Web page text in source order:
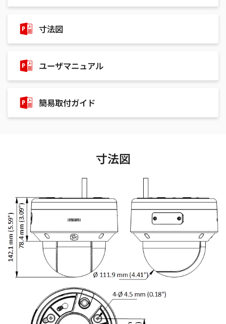
寸法図
ユーザマニュアル
簡易取付ガイド
寸法図